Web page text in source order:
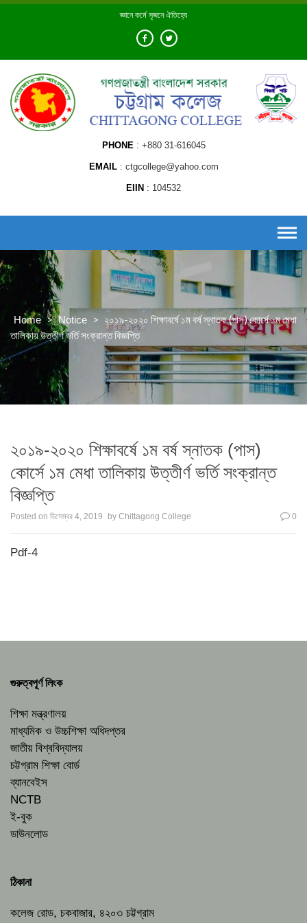
Skip
জ্ঞানে কর্মে সৃজনে ঐতিহ্যে
PHONE +880 31-616045
EMAIL ctgcollege@yahoo.com
EIIN 104532
Home > Notice > ২০১৯-২০২০ শিক্ষাবর্ষে ১ম বর্ষ স্নাতক (পাস) কোর্সে ১ম মেধা
তালিকায় উত্তীর্ণ ভর্তি সংক্রান্ত বিজ্ঞপ্তি
২০১৯-২০২০ শিক্ষাবর্ষে ১ম বর্ষ স্নাতক (পাস)
কোর্সে ১ম মেধা তালিকায় উত্তীর্ণ ভর্তি সংক্রান্ত
বিজ্ঞপ্তি
Posted on ডিসেম্বর 4, 2019 by Chittagong College 0
Pdf-4
গুরুত্বপূর্ণ লিংক
শিক্ষা মন্ত্রণালয়
মাধ্যমিক ও উচ্চশিক্ষা অধিদপ্তর
জাতীয় বিশ্ববিদ্যালয়
চট্টগ্রাম শিক্ষা বোর্ড
ব্যানবেইস
NCTB
ই-বুক
ডাউনলোড
ঠিকানা
কলেজ রোড, চকবাজার, ৪২০৩ চট্টগ্রাম